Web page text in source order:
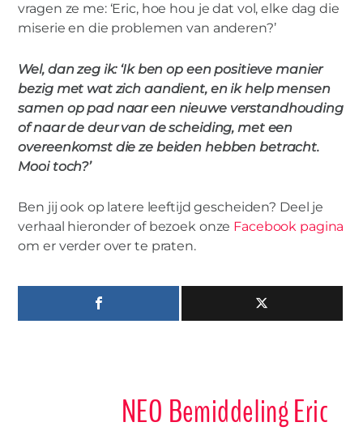
vragen ze me: ‘Eric, hoe hou je dat vol, elke dag die
miserie en die problemen van anderen?’
Wel, dan zeg ik: ‘Ik ben op een positieve manier
bezig met wat zich aandient, en ik help mensen
samen op pad naar een nieuwe verstandhouding
of naar de deur van de scheiding, met een
overeenkomst die ze beiden hebben betracht.
Mooi toch?’
Ben jij ook op latere leeftijd gescheiden? Deel je
verhaal hieronder of bezoek onze Facebook pagina
om er verder over te praten.
NEO Bemiddeling Eric